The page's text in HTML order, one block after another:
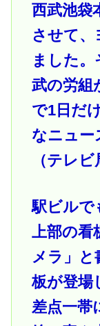
西武池袋
させて、
ました
武の労組
で1日だ
なニュー
（テレビ
駅ビルで
上部の看
メラ」
板が登場
差点一帯